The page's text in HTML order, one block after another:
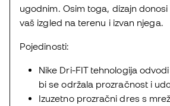
ugodnim. Osim toga, dizajn donosi
vaš izgled na terenu i izvan njega.
Pojedinosti:
Nike Dri-FIT tehnologija
bi se održala prozračnost i
Izuzetno prozračni dres s